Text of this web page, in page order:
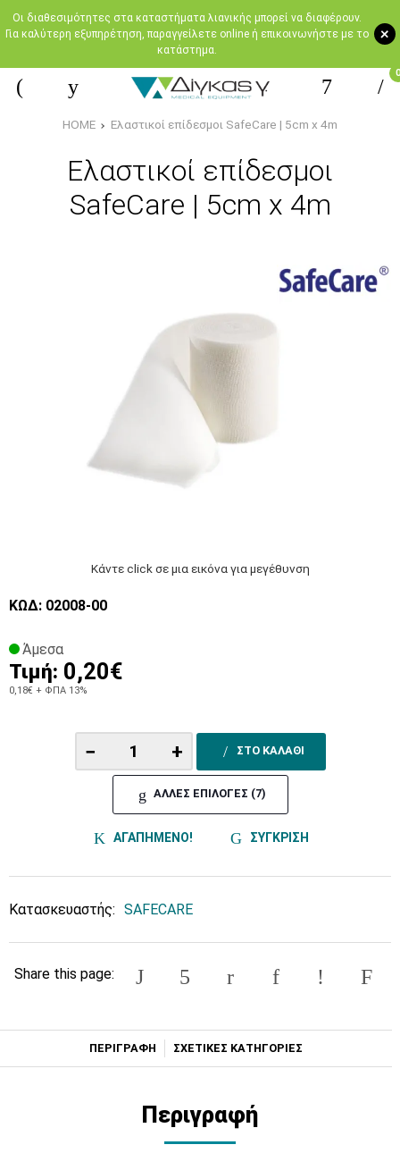
+
Oι διαθεσιμότητες στα καταστήματα λιανικής μπορεί να διαφέρουν.
Για καλύτερη εξυπηρέτηση, παραγγείλετε online ή επικοινωνήστε με το
κατάστημα.
0
HOME Ελαστικοί επίδεσμοι SafeCare | 5cm x 4m
Ελαστικοί επίδεσμοι
SafeCare | 5cm x 4m
Κάντε click σε μια εικόνα για μεγέθυνση
ΚΩΔ: 02008-00
Άμεσα
Τιμή: 0,20€
0,18€ + ΦΠΑ 13%
− + ΣΤΟ ΚΑΛΑΘΙ
ΑΛΛΕΣ ΕΠΙΛΟΓΕΣ (7)
ΑΓΑΠΗΜΕΝΟ! ΣΥΓΚΡΙΣΗ
Κατασκευαστής: SAFECARE
Share this page:
ΠΕΡΙΓΡΑΦΗ ΣΧΕΤΙΚΕΣ ΚΑΤΗΓΟΡΙΕΣ
Περιγραφή